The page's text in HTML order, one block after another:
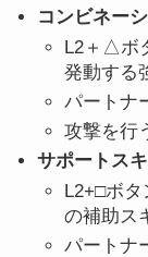
コンビネー
L2＋△ボ
発動する
パートナ
攻撃を行
サポートス
L2+□ボ
の補助ス
パートナ